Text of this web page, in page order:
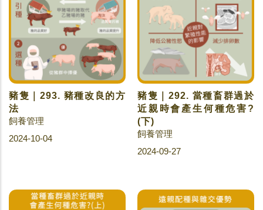
豬隻｜293. 豬種改良的方
法
飼養管理
2024-10-04
豬隻｜292. 當種畜群過於
近親時會產生何種危害?
(下)
飼養管理
2024-09-27